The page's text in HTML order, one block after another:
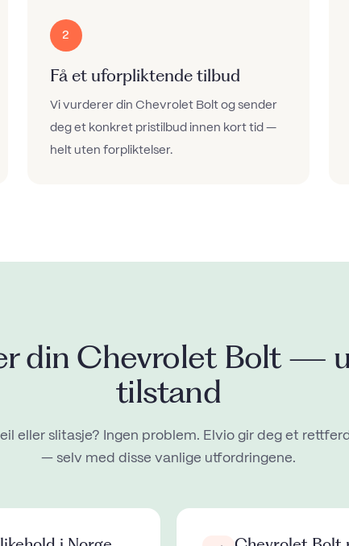
2
Få et uforpliktende tilbud
Vi vurderer din Chevrolet Bolt og sender
deg et konkret pristilbud innen kort tid —
helt uten forpliktelser.
din Chevrolet Bolt—
tilstand
eller slitasje? Ingen problem. Elvio gir deg et
— selv med disse vanlige utfordringene.